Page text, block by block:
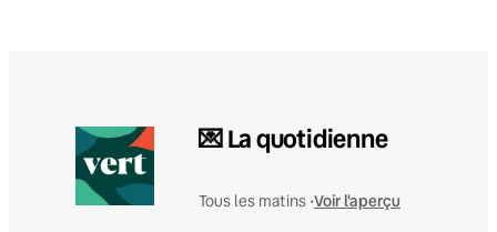
💌 La quotidienne
Tous les matins •Voir l'aperçu